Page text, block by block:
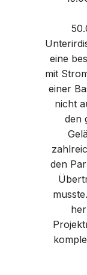
eine
mit
einer
nicht
den
den